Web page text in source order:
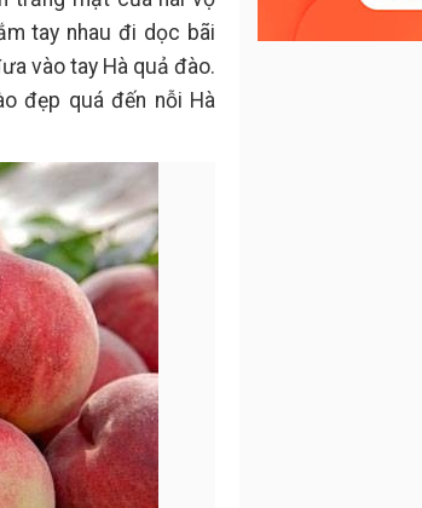
tay nhau đi dọc bãi
vào tay Hà quả đào.
đẹp quá đến nỗi Hà